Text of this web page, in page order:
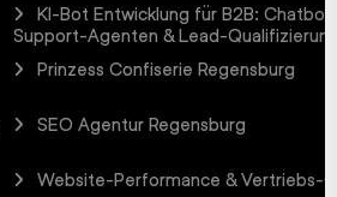
KI-Bot Entwicklung für B2B:
Support-Agenten & Lead-
Prinzess Confiserie Regensburg
SEO Agentur Regensburg
Website-Performance & Vertriebs-